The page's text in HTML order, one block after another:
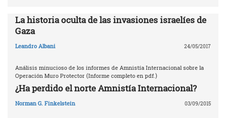
La historia oculta de las invasiones israelíes de
Gaza
Leandro Albani 24/05/2017
Análisis minucioso de los informes de Amnistía Internacional sobre la
Operación Muro Protector (Informe completo en pdf.)
¿Ha perdido el norte Amnistía Internacional?
Norman G. Finkelstein 03/09/2015